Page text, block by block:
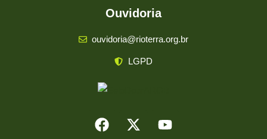
Ouvidoria
ouvidoria@rioterra.org.br
LGPD